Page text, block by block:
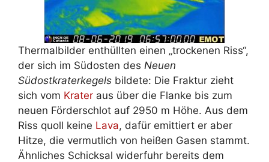
Thermalbilder enthüllten einen „trockenen Riss“,
der sich im Südosten des Neuen
Südostkraterkegels bildete: Die Fraktur zieht
sich vom Krater aus über die Flanke bis zum
neuen Förderschlot auf 2950 m Höhe. Aus dem
Riss quoll keine Lava, dafür emittiert er aber
Hitze, die vermutlich von heißen Gasen stammt.
Ähnliches Schicksal widerfuhr bereits dem